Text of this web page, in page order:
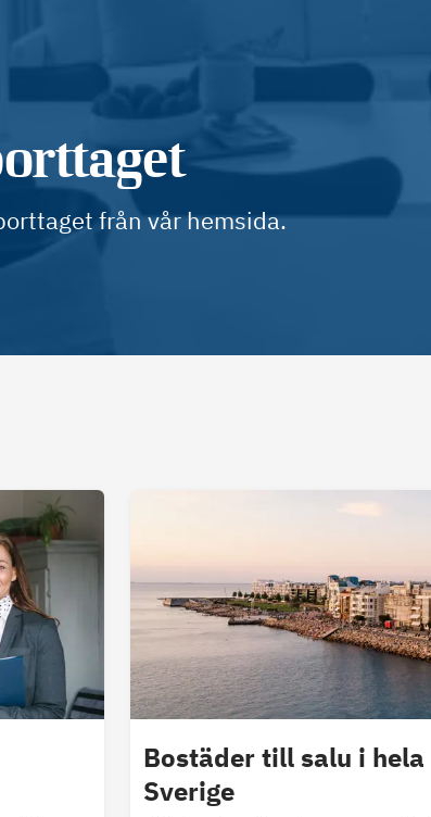
från vår hemsida.
Bostäder till salu i hela
Sverige